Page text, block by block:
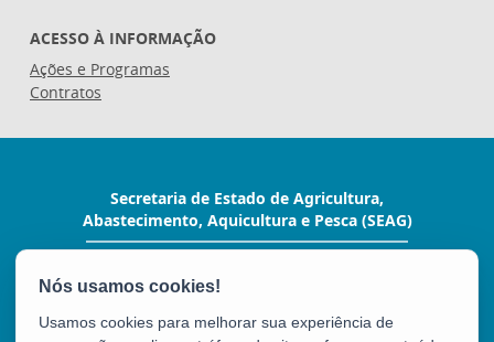
ACESSO À INFORMAÇÃO
Ações e Programas
Contratos
Secretaria de Estado de Agricultura,
Abastecimento, Aquicultura e Pesca (SEAG)
CEP: 29017-160 - Vitória / ES
E-mail:seag@seag.es.gov.br
Usamos cookies para melhorar sua experiência de